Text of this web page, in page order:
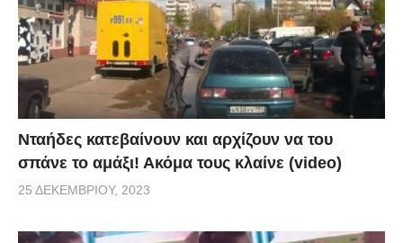
Νταήδες κατεβαίνουν και αρχίζουν να του
σπάνε το αμάξι! Ακόμα τους κλαίνε (video)
25 ΔΕΚΕΜΒΡΊΟΥ, 2023